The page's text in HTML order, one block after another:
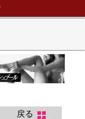
戻る